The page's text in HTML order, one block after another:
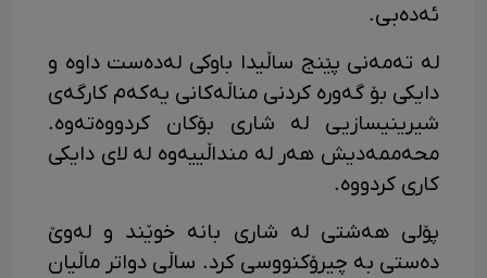
ئەدەبی.
لە تەمەنی پێنج ساڵیدا باوکی لەدەست داوە و
دایکی بۆ گەورە کردنی مناڵەکانی یەکەم کارگەی
شیرینیسازیی لە شاری بۆکان کردووەتەوە.
محەممەدیش هەر لە منداڵییەوە لە لای دایکی
کاری کردووە.
پۆلی هەشتی لە شاری بانە خوێند و لەوێ
دەستی بە چیرۆکنووسی کرد. ساڵی دواتر ماڵیان